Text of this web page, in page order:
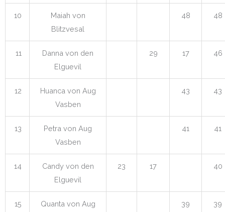
10
Maiah von
Blitzvesal
48 48
11
Danna von den
Elguevil
29 17 46
12
Huanca von Aug
Vasben
43 43
13
Petra von Aug
Vasben
41 41
14
Candy von den
Elguevil
23 17 40
15
Quanta von Aug
39 39